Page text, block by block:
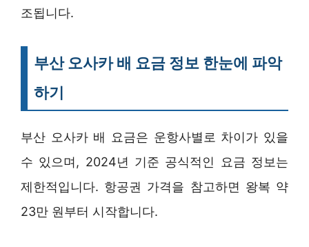
조됩니다.
부산 오사카 배 요금 정보 한눈에 파악
하기
부산 오사카 배 요금은 운항사별로 차이가 있을
수 있으며, 2024년 기준 공식적인 요금 정보는
제한적입니다. 항공권 가격을 참고하면 왕복 약
23만 원부터 시작합니다.